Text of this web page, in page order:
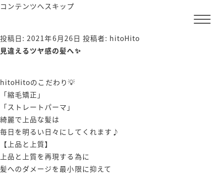
コンテンツへスキップ
投稿日: 2021年6月26日 投稿者: hitoHito
見違えるツヤ感の髪へ✨
hitoHitoのこだわり💡
「縮毛矯正」
「ストレートパーマ」
綺麗で上品な髪は
毎日を明るい日々にしてくれます♪
【上品と上質】
上品と上質を再現する為に
髪へのダメージを最小限に抑えて